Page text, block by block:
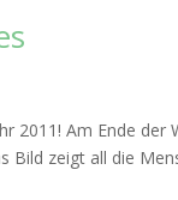
2011! Am Ende der
Bild zeigt all die